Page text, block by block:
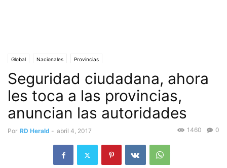
Global Nacionales Provincias
Seguridad ciudadana, ahora
les toca a las provincias,
anuncian las autoridades
Por RD Herald - abril 4, 2017 0
1460